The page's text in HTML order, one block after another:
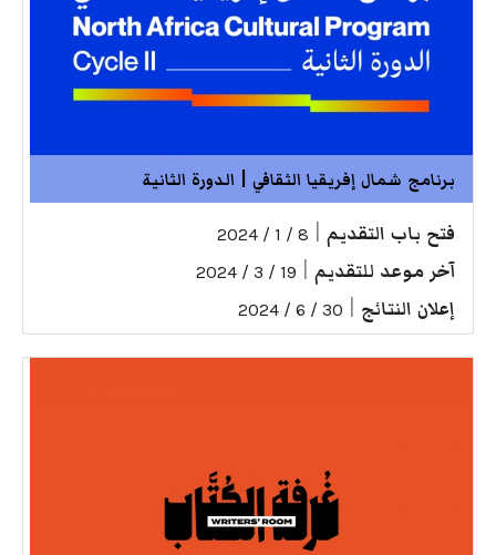
برنامج شمال إفريقيا الثقافي | الدورة الثانية
فتح باب التقديم 8 / 1 / 2024
آخر موعد للتقديم 19 / 3 / 2024
إعلان النتائج 30 / 6 / 2024